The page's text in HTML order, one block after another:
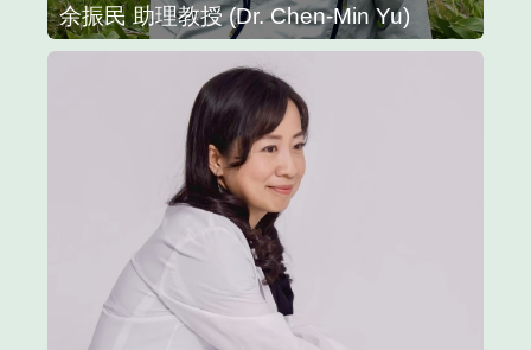
余振民 助理教授 (Dr. Chen-Min Yu)